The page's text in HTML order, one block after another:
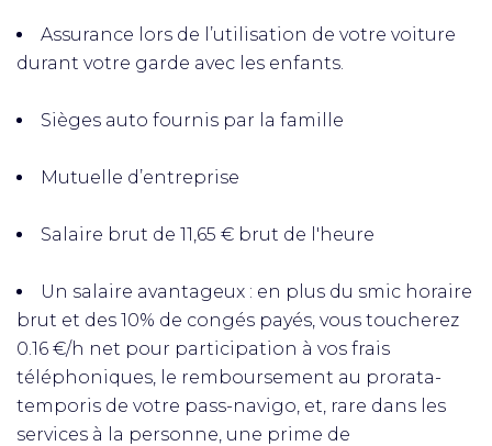
Assurance lors de l’utilisation de votre voiture
durant votre garde avec les enfants.
Sièges auto fournis par la famille
Mutuelle d’entreprise
Salaire brut de 11,65 € brut de l'heure
Un salaire avantageux : en plus du smic horaire
brut et des 10% de congés payés, vous toucherez
0.16 €/h net pour participation à vos frais
téléphoniques, le remboursement au prorata-
temporis de votre pass-navigo, et, rare dans les
services à la personne, une prime de